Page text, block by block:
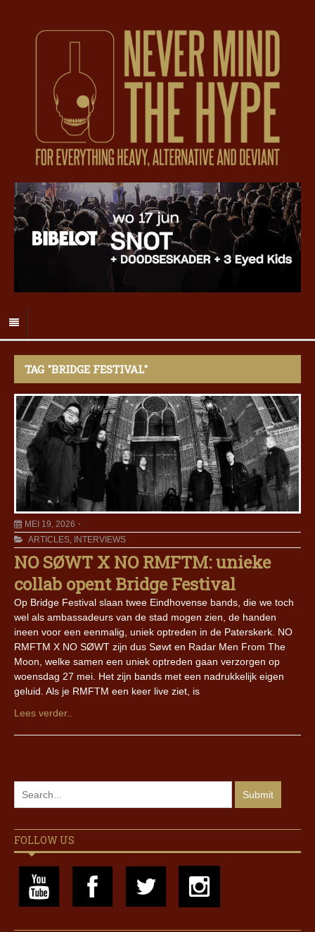
TAG "BRIDGE FESTIVAL"
MEI 19, 2026
ARTICLES, INTERVIEWS
NO SØWT X NO RMFTM: unieke
collab opent Bridge Festival
Op Bridge Festival slaan twee Eindhovense bands, die we toch
wel als ambassadeurs van de stad mogen zien, de handen
ineen voor een eenmalig, uniek optreden in de Paterskerk. NO
RMFTM X NO SØWT zijn dus Søwt en Radar Men From The
Moon, welke samen een uniek optreden gaan verzorgen op
woensdag 27 mei. Het zijn bands met een nadrukkelijk eigen
geluid. Als je RMFTM een keer live ziet, is
Lees verder..
FOLLOW US